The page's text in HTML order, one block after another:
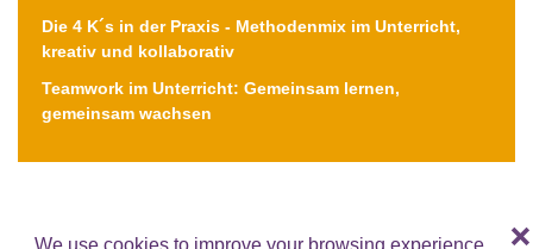
We use cookies to improve your browsing experience, ❌
Die 4 K´s in der Praxis - Methodenmix im Unterricht,
kreativ und kollaborativ
Teamwork im Unterricht: Gemeinsam lernen,
gemeinsam wachsen